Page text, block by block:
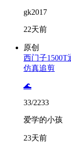
gk2017
22天前
原创
西门子1500T
仿真追剪
🌊
33/2233
爱学的小孩
23天前